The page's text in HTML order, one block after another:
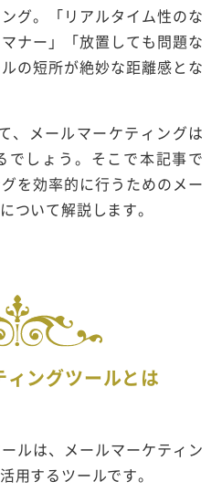
グ。「リアルタイム性のな
ナー」「放置しても問題な
の短所が絶妙な距離感とな
、メールマーケティングは
でしょう。そこで本記事で
を効率的に行うためのメー
ついて解説します。
ィングツールとは
ルは、メールマーケティン
用するツールです。